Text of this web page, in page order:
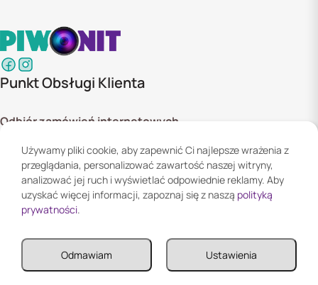
Punkt Obsługi Klienta
Odbiór zamówień internetowych
02-285 Warszawa
Godziny otwarcia:
Pn. - Pt. 08:00 - 16:00
Informacje
Informacje
Twoje konto
Używamy pliki cookie, aby zapewnić Ci najlepsze wrażenia z
przeglądania, personalizować zawartość naszej witryny,
analizować jej ruch i wyświetlać odpowiednie reklamy. Aby
uzyskać więcej informacji, zapoznaj się z naszą polityką
prywatności.
Ustawienia
Odmawiam